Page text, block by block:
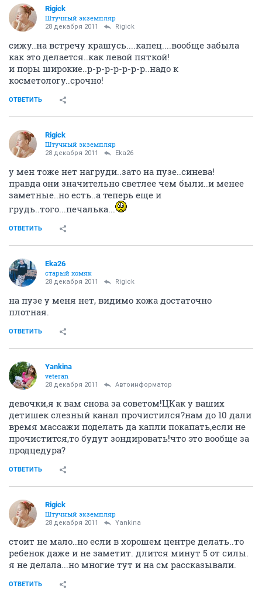
Rigick
Штучный экземпляр
28 декабря 2011 Rigick
сижу..на встречу крашусь....капец....вообще забыла
как это делается..как левой пяткой!
и поры широкие..р-р-р-р-р-р-р..надо к
косметологу..срочно!
ОТВЕТИТЬ
Rigick
Штучный экземпляр
28 декабря 2011 Eka26
у мен тоже нет нагруди..зато на пузе..синева!
правда они значительно светлее чем были..и менее
заметные..но есть..а теперь еще и
грудь..того...печалька...
ОТВЕТИТЬ
Eka26
старый хомяк
28 декабря 2011 Rigick
на пузе у меня нет, видимо кожа достаточно
плотная.
ОТВЕТИТЬ
Yankina
veteran
28 декабря 2011 Автоинформатор
девочки,я к вам снова за советом!ЦКак у ваших
детишек слезный канал прочистился?нам до 10 дали
время массажи поделать да капли покапать,если не
прочистится,то будут зондировать!что это вообще за
продцедура?
ОТВЕТИТЬ
Rigick
Штучный экземпляр
28 декабря 2011 Yankina
стоит не мало..но если в хорошем центре делать..то
ребенок даже и не заметит. длится минут 5 от силы.
я не делала...но многие тут и на см рассказывали.
ОТВЕТИТЬ